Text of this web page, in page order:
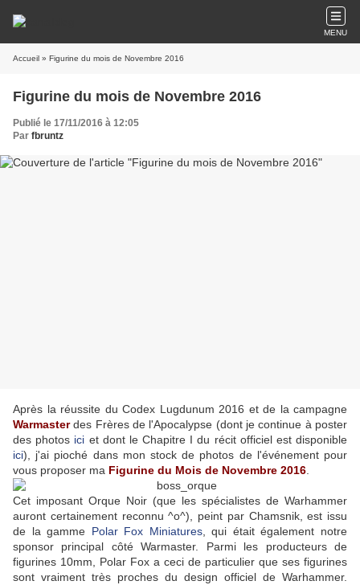
MENU
Accueil » Figurine du mois de Novembre 2016
Figurine du mois de Novembre 2016
Publié le 17/11/2016 à 12:05
Par fbruntz
Après la réussite du Codex Lugdunum 2016 et de la campagne
Warmasterdes Frères de l'Apocalypse (dont je continue à poster
des photos ici et dont le Chapitre I du récit officiel est disponible
ici), j'ai pioché dans mon stock de photos de l'événement pour
vous proposer ma Figurine du Mois de Novembre 2016
Cet imposant Orque Noir (que les spécialistes de Warhammer
auront certainement reconnu ^o^), peint par Chamsnik, est issu
de la gamme Polar Fox Miniatures, qui était également notre
sponsor principal côté Warmaster. Parmi les producteurs de
figurines 10mm, Polar Fox a ceci de particulier que ses figurines
sont vraiment très proches du design officiel de Warhammer.